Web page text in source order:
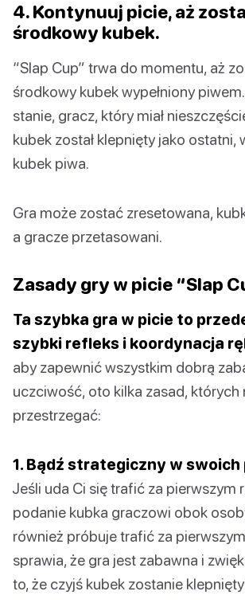
4. Kontynuuj picie, aż
środkowy kubek.
“Slap Cup” trwa do momentu, aż
środkowy kubek wypełniony
stanie, gracz, który miał
kubek został klepnięty jako ostatni,
kubek piwa.
Gra może zostać zresetowana,
a gracze przetasowani.
Zasady gry w picie “Slap
Ta szybka gra w picie to
szybki refleks i koordynacja
aby zapewnić wszystkim dobrą
uczciwość, oto kilka zasad, których
przestrzegać:
1. Bądź strategiczny w swoich
Jeśli uda Ci się trafić za pierwszym
podanie kubka graczowi obok
również próbuje trafić za
sprawia, że gra jest zabawna i
to, że czyjś kubek zostanie